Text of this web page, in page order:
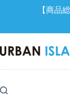
【商品
ン
ン
へ